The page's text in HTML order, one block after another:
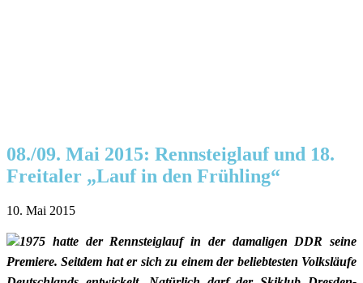
08./09. Mai 2015: Rennsteiglauf und 18.
Freitaler „Lauf in den Frühling“
10. Mai 2015
1975 hatte der Rennsteiglauf in der damaligen DDR seine
Premiere. Seitdem hat er sich zu einem der beliebtesten Volksläufe